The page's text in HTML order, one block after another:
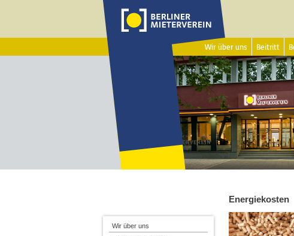
Wir über uns Beitritt
Energiekosten
Wir über uns